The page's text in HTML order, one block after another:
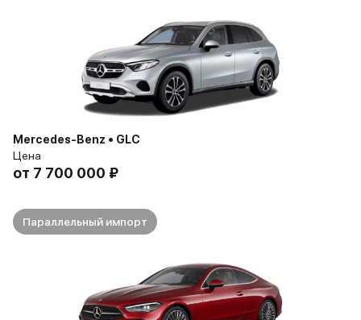
Mercedes-Benz • GLC
Цена
от 7 700 000 ₽
Параллельный импорт